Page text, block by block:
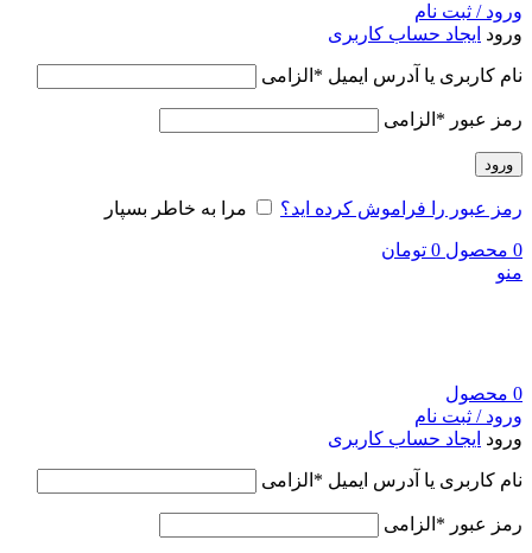
ورود / ثبت نام
ورود ایجاد حساب کاربری
نام کاربری یا آدرس ایمیل * الزامی
رمز عبور * الزامی
ورود
رمز عبور را فراموش کرده اید؟ مرا به خاطر بسپار
0 محصول 0 تومان
منو
0 محصول
ورود / ثبت نام
ورود ایجاد حساب کاربری
نام کاربری یا آدرس ایمیل * الزامی
رمز عبور * الزامی